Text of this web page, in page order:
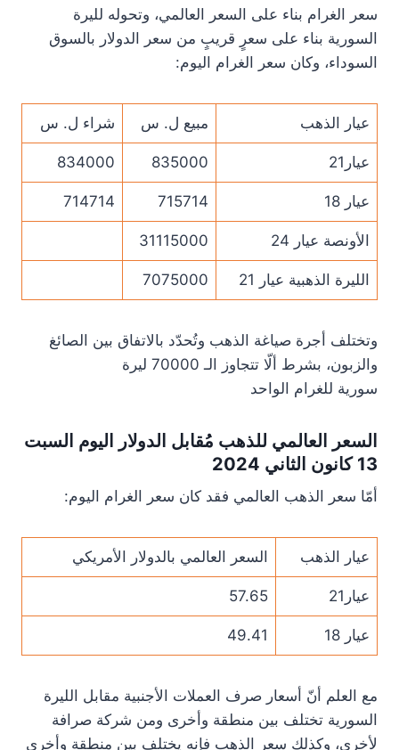
سعر الغرام بناء على السعر العالمي، وتحوله لليرة
السورية بناء على سعرٍ قريبٍ من سعر الدولار بالسوق
السوداء، وكان سعر الغرام اليوم:
عيار الذهب مبيع ل. س شراء ل. س
عيار21 835000
834000
عيار 18 715714
714714
الأونصة عيار 24 31115000
الليرة الذهبية عيار 21 7075000
وتختلف أجرة صياغة الذهب وتُحدّد بالاتفاق بين الصائغ
والزبون، بشرط ألّا تتجاوز الـ 70000 ليرة
سورية للغرام الواحد
السعر العالمي للذهب مُقابل الدولار اليوم السبت
13 كانون الثاني 2024
أمّا سعر الذهب العالمي فقد كان سعر الغرام اليوم:
عيار الذهب السعر العالمي بالدولار الأمريكي
عيار21 57.65
عيار 18 49.41
مع العلم أنّ أسعار صرف العملات الأجنبية مقابل الليرة
السورية تختلف بين منطقة وأخرى ومن شركة صرافة
لأخرى، وكذلك سعر الذهب فإنه يختلف بين منطقة وأخرى